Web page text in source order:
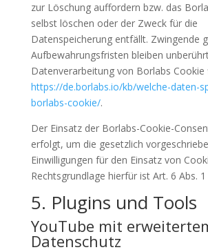
zur Löschung auffordern bzw. das
selbst löschen oder der Zweck für die
Datenspeicherung entfällt. Zwingende
Aufbewahrungsfristen bleiben
Datenverarbeitung von Borlabs Cookie
https://de.borlabs.io/kb/welche-daten-
borlabs-cookie/.
Der Einsatz der Borlabs-Cookie-
erfolgt, um die gesetzlich
Einwilligungen für den Einsatz von
Rechtsgrundlage hierfür ist Art. 6 Abs. 1
5. Plugins und Tools
YouTube mit
Datenschutz